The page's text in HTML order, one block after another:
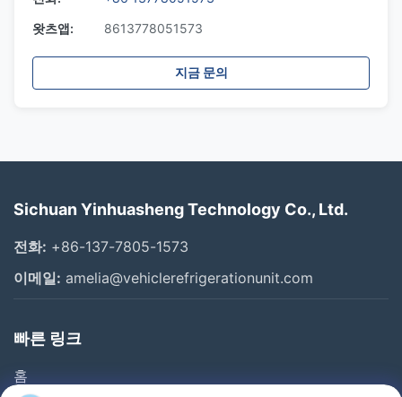
왓츠앱:
8613778051573
지금 문의
Sichuan Yinhuasheng Technology Co., Ltd.
전화: +86-137-7805-1573
이메일: amelia@vehiclerefrigerationunit.com
빠른 링크
홈